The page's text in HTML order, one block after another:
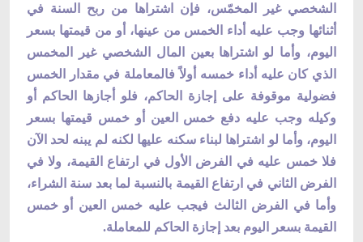
الشخصي غير المخمّس، فإن اشتراها من ربح السنة في
أثنائها وجب عليه أداء الخمس من عينها، أو من قيمتها بسعر
اليوم، وأما لو اشتراها بعين المال الشخصي غير المخمس
الذي كان عليه أداء خمسه أولاً فالمعاملة في مقدار الخمس
فضولية موقوفة على إجازة الحاكم، فلو أجازها الحاكم أو
وكيله وجب عليه دفع خمس العين أو خمس قيمتها بسعر
اليوم، وأما لو اشتراها لبناء سكنه عليها لكنه لم يبنه لحد الآن
فلا خمس عليه في الفرض الأول في ارتفاع القيمة، ولا في
الفرض الثاني في ارتفاع القيمة بالنسبة لما بعد سنة الشراء،
وأما في الفرض الثالث فيجب عليه خمس العين أو خمس
القيمة بسعر اليوم بعد إجازة الحاكم للمعاملة.